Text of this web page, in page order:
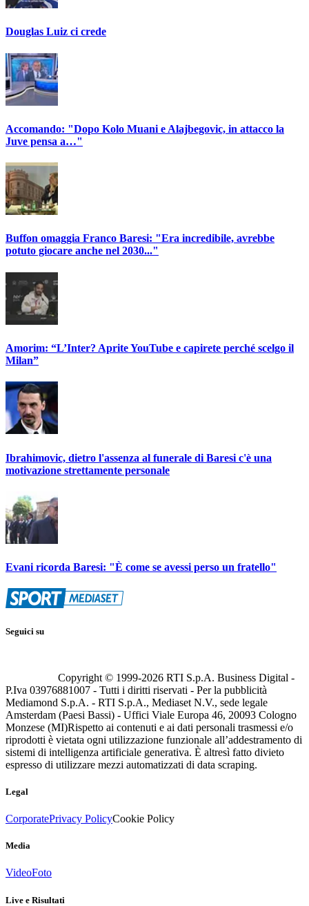
Douglas Luiz ci crede
Accomando: "Dopo Kolo Muani e Alajbegovic, in attacco la
Juve pensa a…"
Buffon omaggia Franco Baresi: "Era incredibile, avrebbe
potuto giocare anche nel 2030..."
Amorim: “L’Inter? Aprite YouTube e capirete perché scelgo il
Milan”
Ibrahimovic, dietro l'assenza al funerale di Baresi c'è una
motivazione strettamente personale
Evani ricorda Baresi: "È come se avessi perso un fratello"
Seguici su
Copyright © 1999-2026 RTI S.p.A. Business Digital -
P.Iva 03976881007 - Tutti i diritti riservati - Per la pubblicità
Mediamond S.p.A. - RTI S.p.A., Mediaset N.V., sede legale
Amsterdam (Paesi Bassi) - Uffici Viale Europa 46, 20093 Cologno
Monzese (MI)Rispetto ai contenuti e ai dati personali trasmessi e/o
riprodotti è vietata ogni utilizzazione funzionale all’addestramento di
sistemi di intelligenza artificiale generativa. È altresì fatto divieto
espresso di utilizzare mezzi automatizzati di data scraping.
Legal
CorporatePrivacy PolicyCookie Policy
Media
VideoFoto
Live e Risultati